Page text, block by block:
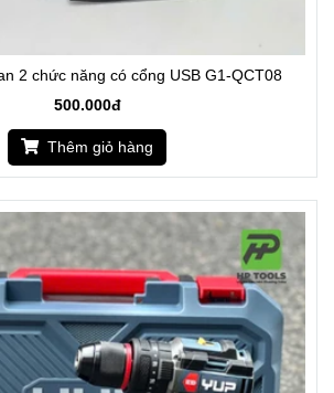
2 chức năng có cổng USB G1-QCT08
500.000đ
Thêm giỏ hàng